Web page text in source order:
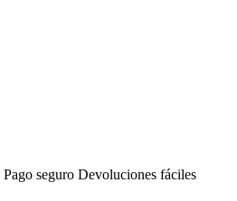
Pago seguro Devoluciones fáciles